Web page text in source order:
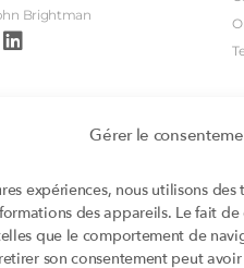
Gérer le
expériences, nous utilisons
des appareils. Le fait
que le comportement de
son consentement peut
Brightman